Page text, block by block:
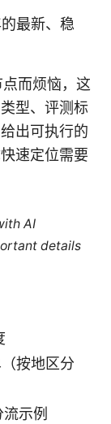
最新、稳
而烦恼，这
型、评测标
出可执行的
速定位需要
AI
details
按地区分
示例